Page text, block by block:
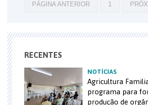
PÁGINA ANTERIOR 1
RECENTES
NOTÍCIAS
Agricultura
programa para
produção de